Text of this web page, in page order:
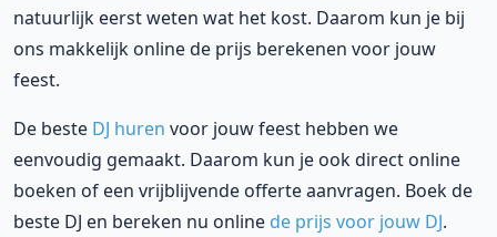
natuurlijk eerst weten wat het kost. Daarom kun je bij
ons makkelijk online de prijs berekenen voor jouw
feest.
De beste DJ huren voor jouw feest hebben we
eenvoudig gemaakt. Daarom kun je ook direct online
boeken of een vrijblijvende offerte aanvragen. Boek de
beste DJ en bereken nu online de prijs voor jouw DJ.